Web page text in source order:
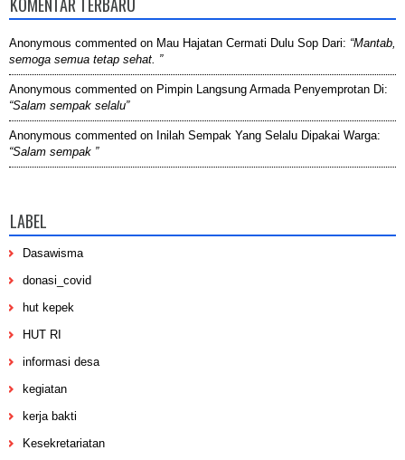
Anonymous commented on Mau Hajatan Cermati Dulu Sop Dari: “Mantab,
semoga semua tetap sehat. ”
Anonymous commented on Pimpin Langsung Armada Penyemprotan Di:
“Salam sempak selalu”
Anonymous commented on Inilah Sempak Yang Selalu Dipakai Warga:
“Salam sempak ”
LABEL
Dasawisma
donasi_covid
hut kepek
HUT RI
informasi desa
kegiatan
kerja bakti
Kesekretariatan